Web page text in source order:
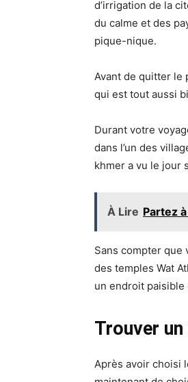
d’irrigation de la
du calme et des
pique-nique.
Avant de quitter le
qui est tout aussi
Durant votre
dans l’un des
khmer a vu le jour
À Lire Partez
Sans compter
des temples Wat
un endroit
Trouver
Après avoir choisi